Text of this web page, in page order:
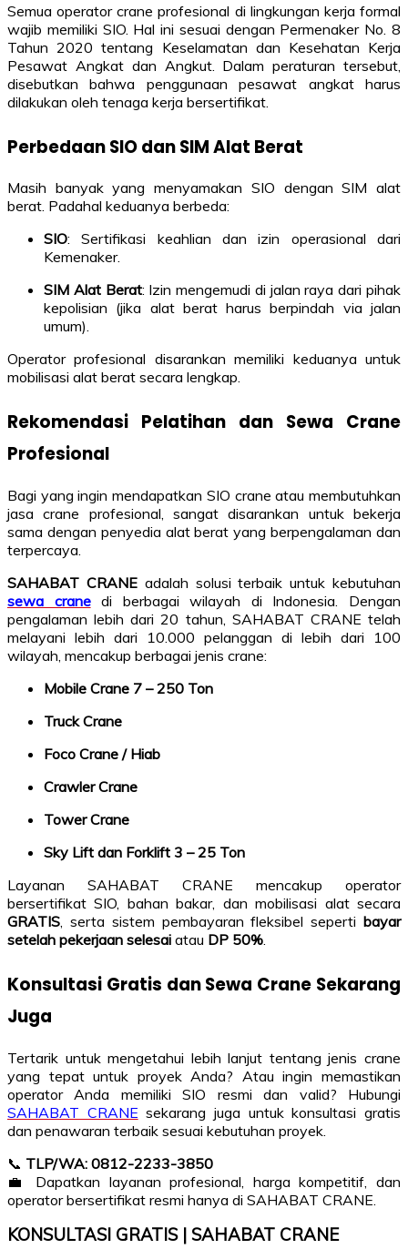
Semua operator crane profesional di lingkungan kerja formal
wajib memiliki SIO. Hal ini sesuai dengan Permenaker No. 8
Tahun 2020 tentang Keselamatan dan Kesehatan Kerja
Pesawat Angkat dan Angkut. Dalam peraturan tersebut,
disebutkan bahwa penggunaan pesawat angkat harus
dilakukan oleh tenaga kerja bersertifikat.
Perbedaan SIO dan SIM Alat Berat
Masih banyak yang menyamakan SIO dengan SIM alat
berat. Padahal keduanya berbeda:
SIO: Sertifikasi keahlian dan izin operasional dari
Kemenaker.
SIM Alat Berat: Izin mengemudi di jalan raya dari pihak
kepolisian (jika alat berat harus berpindah via jalan
umum).
Operator profesional disarankan memiliki keduanya untuk
mobilisasi alat berat secara lengkap.
Rekomendasi Pelatihan dan Sewa Crane
Profesional
Bagi yang ingin mendapatkan SIO crane atau membutuhkan
jasa crane profesional, sangat disarankan untuk bekerja
sama dengan penyedia alat berat yang berpengalaman dan
terpercaya.
SAHABAT CRANEadalah solusi terbaik untuk kebutuhan
sewa cranedi berbagai wilayah di Indonesia. Dengan
pengalaman lebih dari 20 tahun, SAHABAT CRANE telah
melayani lebih dari 10.000 pelanggan di lebih dari 100
wilayah, mencakup berbagai jenis crane:
Mobile Crane 7 – 250 Ton
Truck Crane
Foco Crane / Hiab
Crawler Crane
Tower Crane
Sky Lift dan Forklift 3 – 25 Ton
Layanan SAHABAT CRANE mencakup operator
bersertifikat SIO, bahan bakar, dan mobilisasi alat secara
GRATIS, serta sistem pembayaran fleksibel seperti bayar
setelah pekerjaan selesai atau DP 50%.
Konsultasi Gratis dan Sewa Crane Sekarang
Juga
Tertarik untuk mengetahui lebih lanjut tentang jenis crane
yang tepat untuk proyek Anda? Atau ingin memastikan
operator Anda memiliki SIO resmi dan valid? Hubungi
SAHABAT CRANE sekarang juga untuk konsultasi gratis
dan penawaran terbaik sesuai kebutuhan proyek.
📞 TLP/WA: 0812-2233-3850
💼 Dapatkan layanan profesional, harga kompetitif, dan
operator bersertifikat resmi hanya di SAHABAT CRANE.
KONSULTASI GRATIS | SAHABAT CRANE